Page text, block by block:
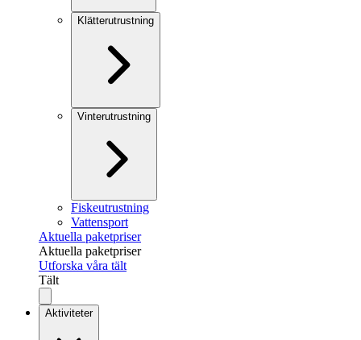
Klätterutrustning
Vinterutrustning
Fiskeutrustning
Vattensport
Aktuella paketpriser
Aktuella paketpriser
Utforska våra tält
Tält
Aktiviteter